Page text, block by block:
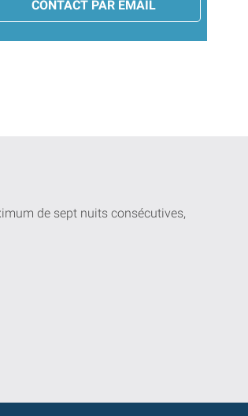
CONTACT PAR EMAIL
de sept nuits consécutives,